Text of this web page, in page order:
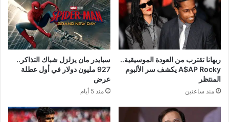
ريهانا تقترب من العودة الموسيقية..
A$AP Rocky يكشف سر الألبوم
المنتظر
منذ ساعتين
سبايدر مان يزلزل شباك التذاكر..
927 مليون دولار في أول عطلة
عرض
منذ 5 أيام